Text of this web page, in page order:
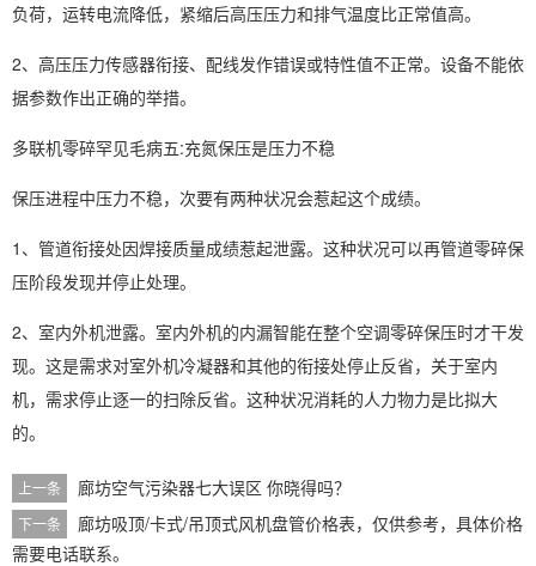
负荷，运转电流降低，紧缩后高压压力和排气温度比正常值高。
2、高压压力传感器衔接、配线发作错误或特性值不正常。设备不能依
据参数作出正确的举措。
多联机零碎罕见毛病五:充氮保压是压力不稳
保压进程中压力不稳，次要有两种状况会惹起这个成绩。
1、管道衔接处因焊接质量成绩惹起泄露。这种状况可以再管道零碎保
压阶段发现并停止处理。
2、室内外机泄露。室内外机的内漏智能在整个空调零碎保压时才干发
现。这是需求对室外机冷凝器和其他的衔接处停止反省，关于室内
机，需求停止逐一的扫除反省。这种状况消耗的人力物力是比拟大
的。
上一条 廊坊空气污染器七大误区 你晓得吗？
下一条
廊坊吸顶/卡式/吊顶式风机盘管价格表，仅供参考，具体价格
需要电话联系。